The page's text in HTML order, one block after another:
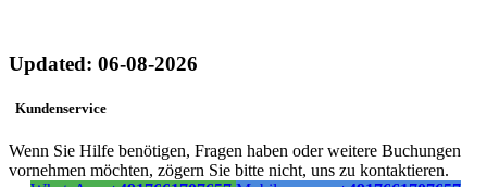
Updated: 06-08-2026
Kundenservice
Wenn Sie Hilfe benötigen, Fragen haben oder weitere Buchungen
vornehmen möchten, zögern Sie bitte nicht, uns zu kontaktieren.